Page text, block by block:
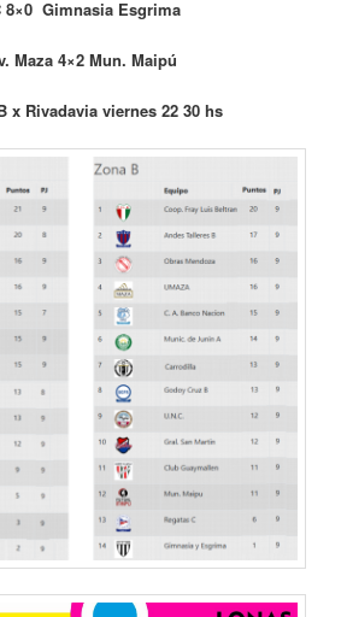
8×0 Gimnasia Esgrima
Maza 4×2 Mun. Maipú
x Rivadavia viernes 22 30 hs